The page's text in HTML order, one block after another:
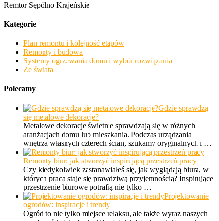
Remtor Sępólno Krajeńskie
Kategorie
Plan remontu i kolejność etapów
Remonty i budowa
Systemy ogrzewania domu i wybór rozwiązania
Ze świata
Polecamy
Gdzie sprawdzą
się metalowe dekoracje?
Metalowe dekoracje świetnie sprawdzają się w różnych
aranżacjach domu lub mieszkania. Podczas urządzania
wnętrza własnych czterech ścian, szukamy oryginalnych i …
Remonty biur: jak stworzyć inspirującą przestrzeń pracy
Czy kiedykolwiek zastanawiałeś się, jak wyglądają biura, w
których praca staje się prawdziwą przyjemnością? Inspirujące
przestrzenie biurowe potrafią nie tylko …
Projektowanie
ogrodów: inspiracje i trendy
Ogród to nie tylko miejsce relaksu, ale także wyraz naszych